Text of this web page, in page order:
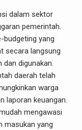
dalam sektor
pemerintah.
budgeting yang
secara langsung
dan digunakan.
daerah telah
warga
laporan keuangan.
mengawasi
masukan yang